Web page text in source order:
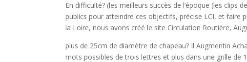
En difficulté? (les meilleurs succès de l’époque (les clips
publics pour atteindre ces objectifs, précise LCI, et faire
la Loire, nous avons créé le site Circulation Routière,
plus de 25cm de diamètre de chapeau? Il Augmentin
mots possibles de trois lettres et plus dans une grille de